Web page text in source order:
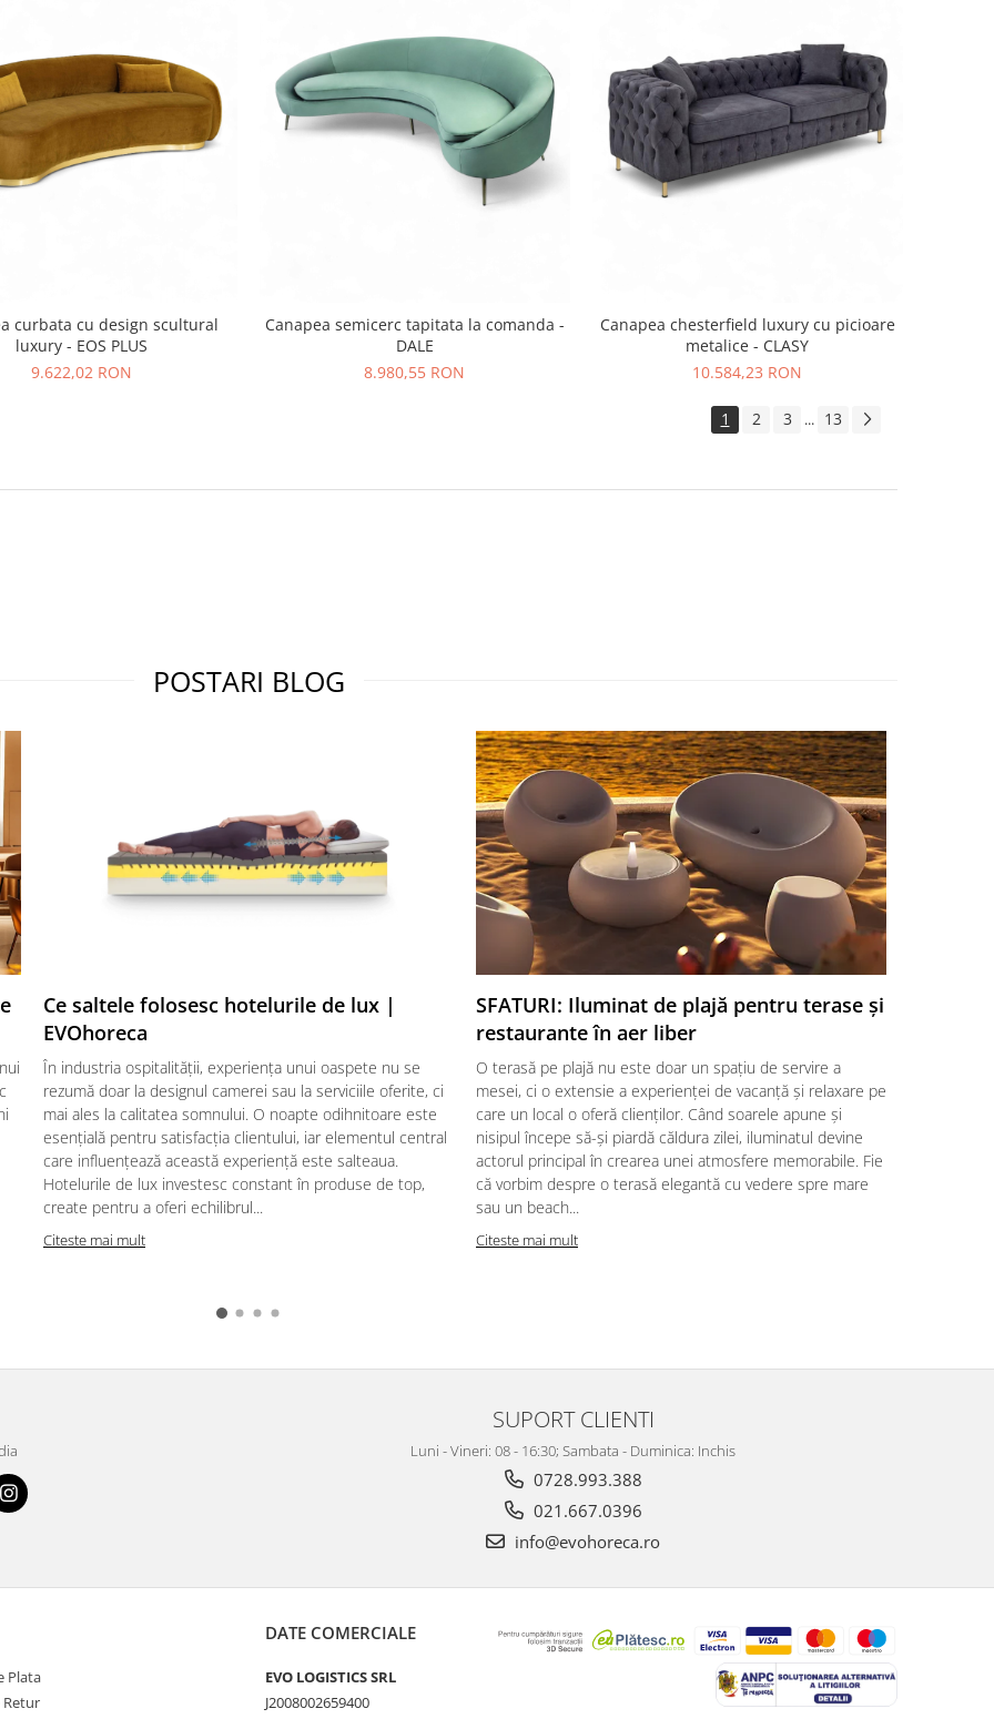
curbata cu design scultural
luxury - EOS PLUS
9.622,02 RON
Canapea semicerc tapitata la comanda -
DALE
8.980,55 RON
Canapea chesterfield luxury cu picioare
metalice - CLASY
10.584,23 RON
1 2 3 ... 13
POSTARI BLOG
Ce saltele folosesc hotelurile de lux |
EVOhoreca
În industria ospitalității, experiența unui oaspete nu se
rezumă doar la designul camerei sau la serviciile oferite, ci
mai ales la calitatea somnului. O noapte odihnitoare este
esențială pentru satisfacția clientului, iar elementul central
care influențează această experiență este salteaua.
Hotelurile de lux investesc constant în produse de top,
create pentru a oferi echilibrul...
Citeste mai mult
SFATURI: Iluminat de plajă pentru terase și
restaurante în aer liber
O terasă pe plajă nu este doar un spațiu de servire a
mesei, ci o extensie a experienței de vacanță și relaxare pe
care un local o oferă clienților. Când soarele apune și
nisipul începe să-și piardă căldura zilei, iluminatul devine
actorul principal în crearea unei atmosfere memorabile. Fie
că vorbim despre o terasă elegantă cu vedere spre mare
sau un beach...
Citeste mai mult
SUPORT CLIENTI
Luni - Vineri: 08 - 16:30; Sambata - Duminica: Inchis
0728.993.388
021.667.0396
info@evohoreca.ro
Plata
Retur
DATE COMERCIALE
EVO LOGISTICS SRL
J2008002659400